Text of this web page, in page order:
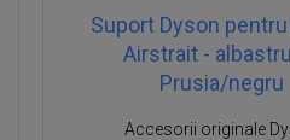
Suport Dyson
Airstrait -
Prusia/negru
Accesorii originale